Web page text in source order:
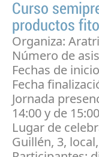
Curso
productos
Organiza:
Número de
Fechas de
Fecha
Jornada
14:00 y de
Lugar de
Guillén, 3,